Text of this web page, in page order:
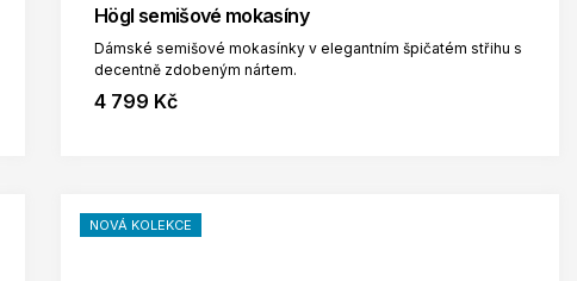
Högl semišové mokasíny
Dámské semišové mokasínky v elegantním špičatém střihu s
decentně zdobeným nártem.
4 799 Kč
NOVÁ KOLEKCE